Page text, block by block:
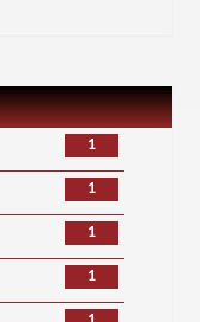
1
1
1
1